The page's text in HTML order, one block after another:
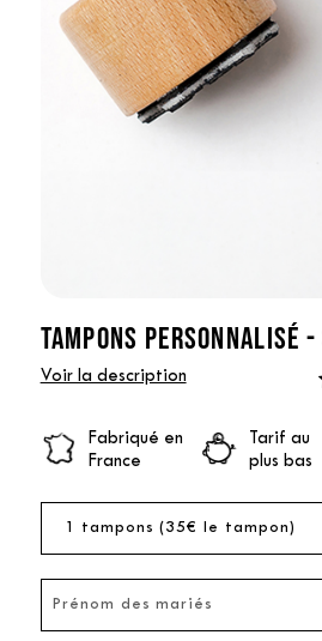
TAMPONS PERSONNALISÉ -
Voir la description
Fabriqué en
France
Tarif au
plus bas